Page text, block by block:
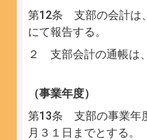
第12条 支部の会計は
にて報告する。
２ 支部会計の通帳は
（事業年度）
第13条 支部の事業年
月３１日までとする。